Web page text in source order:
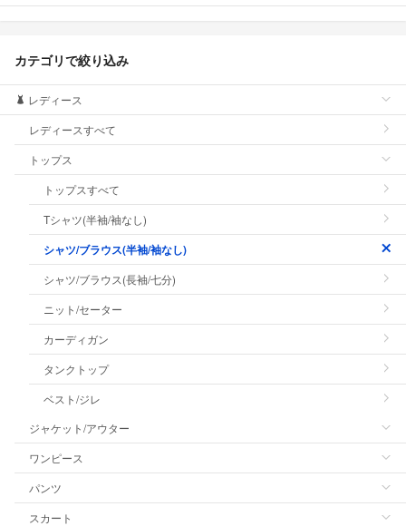
カテゴリで絞り込み
レディース
レディースすべて
トップス
トップスすべて
Tシャツ(半袖/袖なし)
シャツ/ブラウス(半袖/袖なし)
シャツ/ブラウス(長袖/七分)
ニット/セーター
カーディガン
タンクトップ
ベスト/ジレ
ジャケット/アウター
ワンピース
パンツ
スカート